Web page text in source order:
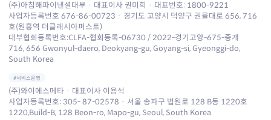
(주)아침해파이낸셜대부 · 대표이사 권미희 · 대표번호: 1800-9221
사업자등록번호 676-86-00723 · 경기도 고양시 덕양구 권율대로 656, 716
호(원흥역 더클래시아퍼스트)
대부협회등록번호:CLFA-협회등록-06730 / 2022-경기고양-675-중개
716, 656 Gwonyul-daero, Deokyang-gu, Goyang-si, Gyeonggi-do,
South Korea
#서비스운영
(주)와이에스메타 · 대표이사 이용석
사업자등록번호: 305- 87-02578 · 서울 송파구 법원로 128 B동 1220호
1220,Build-B, 128 Beon-ro, Mapo-gu, Seoul, South Korea